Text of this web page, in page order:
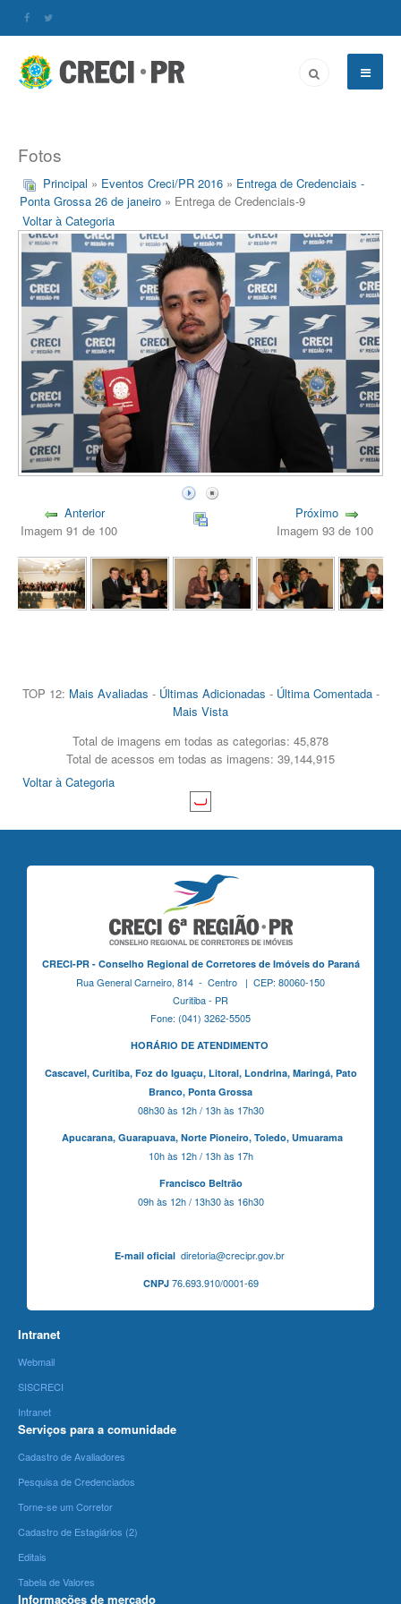
Fotos
Principal » Eventos Creci/PR 2016 » Entrega de Credenciais -
Ponta Grossa 26 de janeiro » Entrega de Credenciais-9
Voltar à Categoria
Anterior
Imagem 91 de 100
Próximo
Imagem 93 de 100
TOP 12: Mais Avaliadas - Últimas Adicionadas - Última Comentada-
Mais Vista
Total de imagens em todas as categorias: 45,878
Total de acessos em todas as imagens: 39,144,915
Voltar à Categoria
CRECI-PR - Conselho Regional de Corretores de Imóveis do Paraná
Rua General Carneiro, 814 - Centro | CEP: 80060-150
Curitiba - PR
Fone: (041) 3262-5505
HORÁRIO DE ATENDIMENTO
Cascavel, Curitiba,Foz do Iguaçu, Litoral, Londrina, Maringá, Pato
Branco, Ponta Grossa
08h30 às 12h / 13h às 17h30
Apucarana, Guarapuava, Norte Pioneiro, Toledo, Umuarama
10h às 12h / 13h às 17h
Francisco Beltrão
09h às 12h / 13h30 às 16h30
E-mail oficialdiretoria@crecipr.gov.br
CNPJ76.693.910/0001-69
Intranet
Webmail
SISCRECI
Intranet
Serviços para a comunidade
Cadastro de Avaliadores
Pesquisa de Credenciados
Torne-se um Corretor
Cadastro de Estagiários (2)
Editais
Tabela de Valores
Informações de mercado